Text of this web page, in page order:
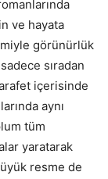
ve hayata
görünürlük
sıradan
içerisinde
aynı
tüm
yaratarak
resme de